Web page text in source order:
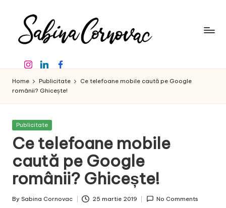
content
a
b
in
a
C
o
r
n
creator
de
conținut
de
ani
-
InstagramLinkedinFacebook
Home Publicitate
Ce telefoane mobile caută pe Google
românii? Ghicește!
Posted
Publicitate
Ce telefoane mobile
caută pe Google
românii? Ghicește!
Posted
By Sabina Cornovac 25 martie 2019 No Comments